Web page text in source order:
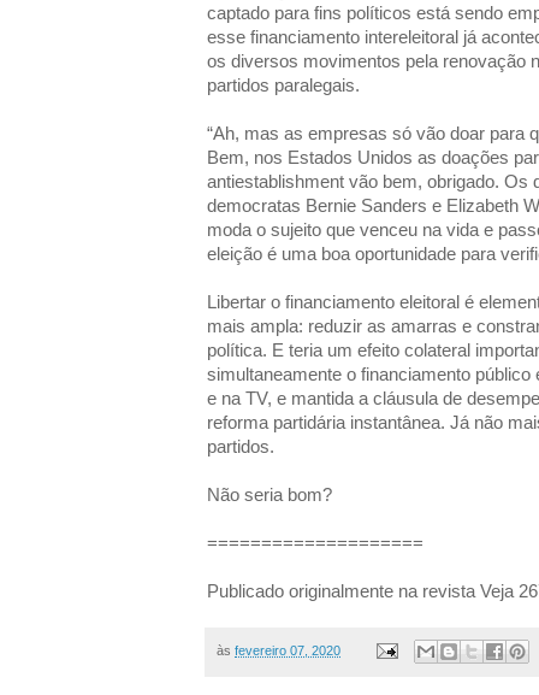
captado para fins políticos está sendo
esse financiamento intereleitoral já
os diversos movimentos pela renovação
partidos paralegais.
“Ah, mas as empresas só vão doar para
Bem, nos Estados Unidos as doações
antiestablishment vão bem, obrigado. Os
democratas Bernie Sanders e Elizabeth
moda o sujeito que venceu na vida e
eleição é uma boa oportunidade para
Libertar o financiamento eleitoral é
mais ampla: reduzir as amarras e
política. E teria um efeito colateral
simultaneamente o financiamento
e na TV, e mantida a cláusula de
reforma partidária instantânea. Já não
partidos.
Não seria bom?
====================
Publicado originalmente na revista Veja
às fevereiro 07, 2020